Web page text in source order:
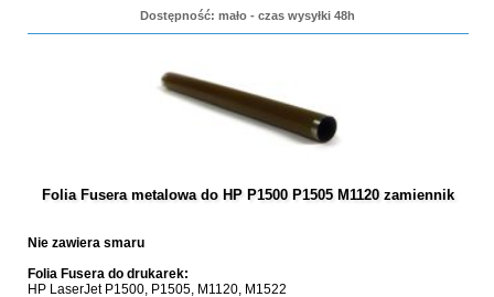
Dostępność: mało - czas wysyłki 48h
Folia Fusera metalowa do HP P1500 P1505 M1120 zamiennik
Nie zawiera smaru
Folia Fusera do drukarek:
HP LaserJet P1500, P1505, M1120, M1522